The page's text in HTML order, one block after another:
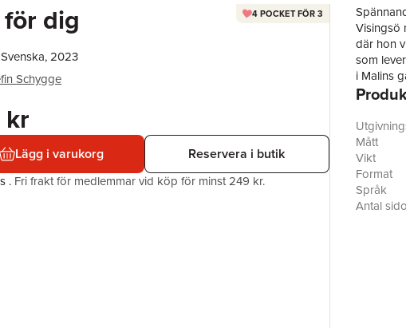
dig 4 POCKET FÖR 3
2023
Schygge
kr
Lägg i varukorg Reservera i butik
. Fri frakt för medlemmar vid köp för minst 249 kr.
Visingsö
där hon
som
i Malins
utsatta
familj –
mannen
flytt ifrån,
Mått
Vikt
Format
Språk
Antal